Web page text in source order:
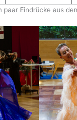
paar Eindrücke aus